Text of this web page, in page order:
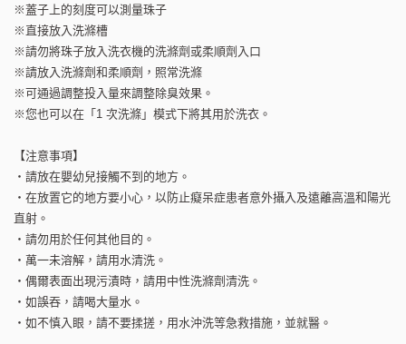
※蓋子上的刻度可以測量珠子
※直接放入洗滌槽
※請勿將珠子放入洗衣機的洗滌劑或柔順劑入口
※請放入洗滌劑和柔順劑，照常洗滌
※可通過調整投入量來調整除臭效果。
※您也可以在「1 次洗滌」模式下將其用於洗衣。
【注意事項】
・請放在嬰幼兒接觸不到的地方。
・在放置它的地方要小心，以防止癡呆症患者意外攝入及遠離高溫和陽光
直射。
・請勿用於任何其他目的。
・萬一未溶解，請用水清洗。
・偶爾表面出現污漬時，請用中性洗滌劑清洗。
・如誤吞，請喝大量水。
・如不慎入眼，請不要揉搓，用水沖洗等急救措施，並就醫。